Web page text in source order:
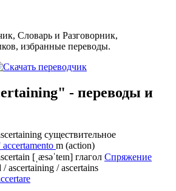
Словарь и Разговорник,
избранные переводы.
- переводы и
существительное
accertamento m (action)
[ˌæsəˈteɪn] глагол Спряжение
/ ascertaining / ascertains